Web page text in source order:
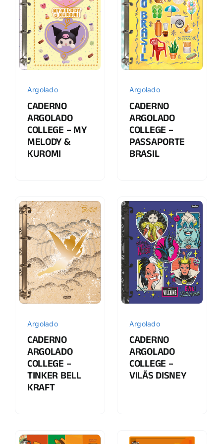
Argolado
CADERNO
ARGOLADO
COLLEGE – MY
MELODY &
KUROMI
Argolado
CADERNO
ARGOLADO
COLLEGE –
PASSAPORTE
BRASIL
Argolado
CADERNO
ARGOLADO
COLLEGE –
TINKER BELL
KRAFT
Argolado
CADERNO
ARGOLADO
COLLEGE –
VILÃS DISNEY